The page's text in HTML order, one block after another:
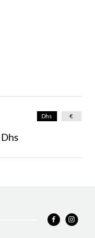
Dhs
Dhs €